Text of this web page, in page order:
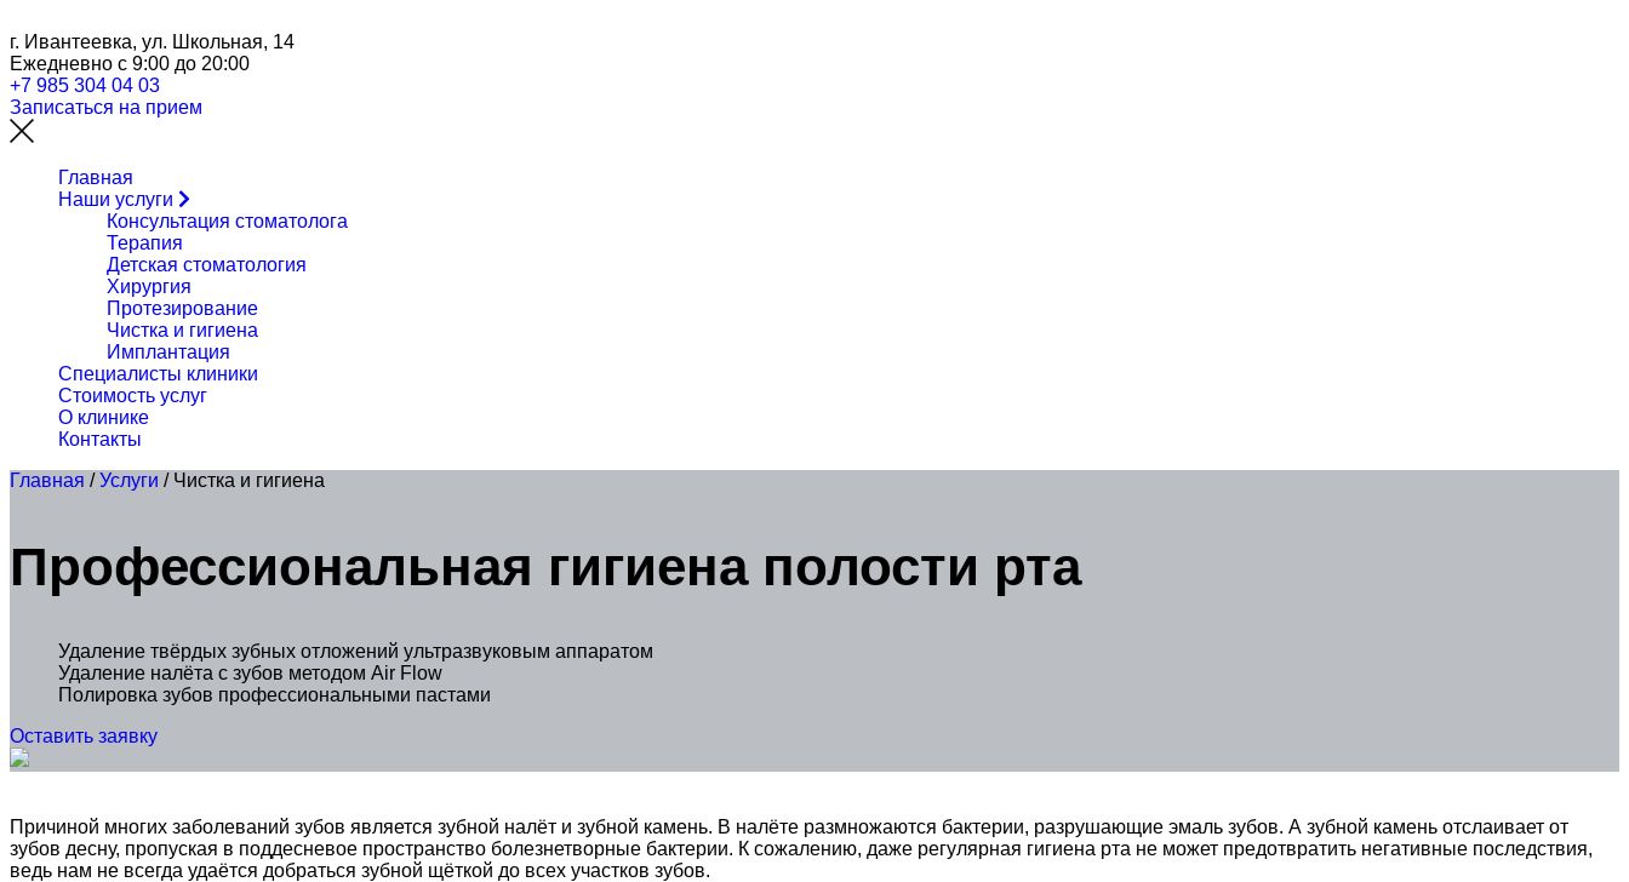
г. Ивантеевка, ул. Школьная, 14
Ежедневно с 9:00 до 20:00
+7 985 304 04 03
Записаться на прием
Главная
Наши услуги
Консультация стоматолога
Терапия
Детская стоматология
Хирургия
Протезирование
Чистка и гигиена
Имплантация
Специалисты клиники
Стоимость услуг
О клинике
Контакты
Главная /Услуги / Чистка и гигиена
Профессиональная гигиена полости рта
Удаление твёрдых зубных отложений ультразвуковым аппаратом
Удаление налёта с зубов методом Air Flow
Полировка зубов профессиональными пастами
Оставить заявку
Причиной многих заболеваний зубов является зубной налёт и зубной камень. В налёте размножаются бактерии, разрушающие эмаль зубов. А зубной камень отслаивает от
зубов десну, пропуская в поддесневое пространство болезнетворные бактерии. К сожалению, даже регулярная гигиена рта не может предотвратить негативные последствия,
ведь нам не всегда удаётся добраться зубной щёткой до всех участков зубов.